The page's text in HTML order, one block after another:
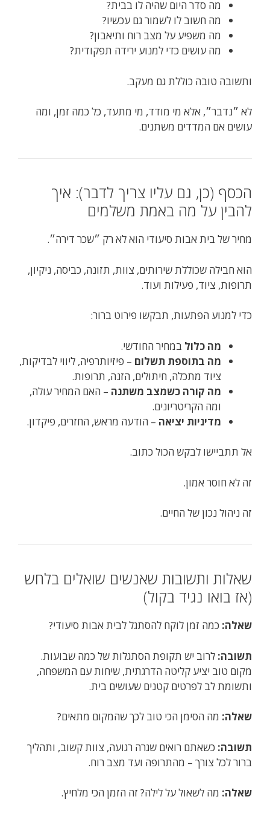
מה סדר היום שהיה לו בבית?
מה חשוב לו לשמור גם עכשיו?
מה משפיע על מצב רוח ותיאבון?
מה עושים כדי למנוע ירידה תפקודית?
ותשובה טובה כוללת גם מעקב.
לא ״נדבר״, אלא מי מודד, מי מתעד, כל כמה זמן, ומה
עושים אם המדדים משתנים.
הכסף (כן, גם עליו צריך לדבר): איך
להבין על מה באמת משלמים
מחיר של בית אבות סיעודי הוא לא רק ״שכר דירה״.
הוא חבילה שכוללת שירותים, צוות, תזונה, כביסה, ניקיון,
תרופות, ציוד, פעילות ועוד.
כדי למנוע הפתעות, תבקשו פירוט ברור:
מה כלול במחיר החודשי.
מה בתוספת תשלום – פיזיותרפיה, ליווי לבדיקות,
ציוד מתכלה, חיתולים, הזנה, תרופות.
מה קורה כשמצב משתנה – האם המחיר עולה,
ומה הקריטריונים.
מדיניות יציאה – הודעה מראש, החזרים, פיקדון.
אל תתביישו לבקש הכול כתוב.
זה לא חוסר אמון.
זה ניהול נכון של החיים.
שאלות ותשובות שאנשים שואלים בלחש
(אז בואו נגיד בקול)
שאלה: כמה זמן לוקח להסתגל לבית אבות סיעודי?
תשובה: לרוב יש תקופת הסתגלות של כמה שבועות.
מקום טוב יציע קליטה הדרגתית, שיחות עם המשפחה,
ותשומת לב לפרטים קטנים שעושים בית.
שאלה: מה הסימן הכי טוב לכך שהמקום מתאים?
תשובה: כשאתם רואים שגרה רגועה, צוות קשוב, ותהליך
ברור לכל צורך – מהתרופה ועד מצב רוח.
שאלה: מה לשאול על לילה? זה הזמן הכי מלחיץ.